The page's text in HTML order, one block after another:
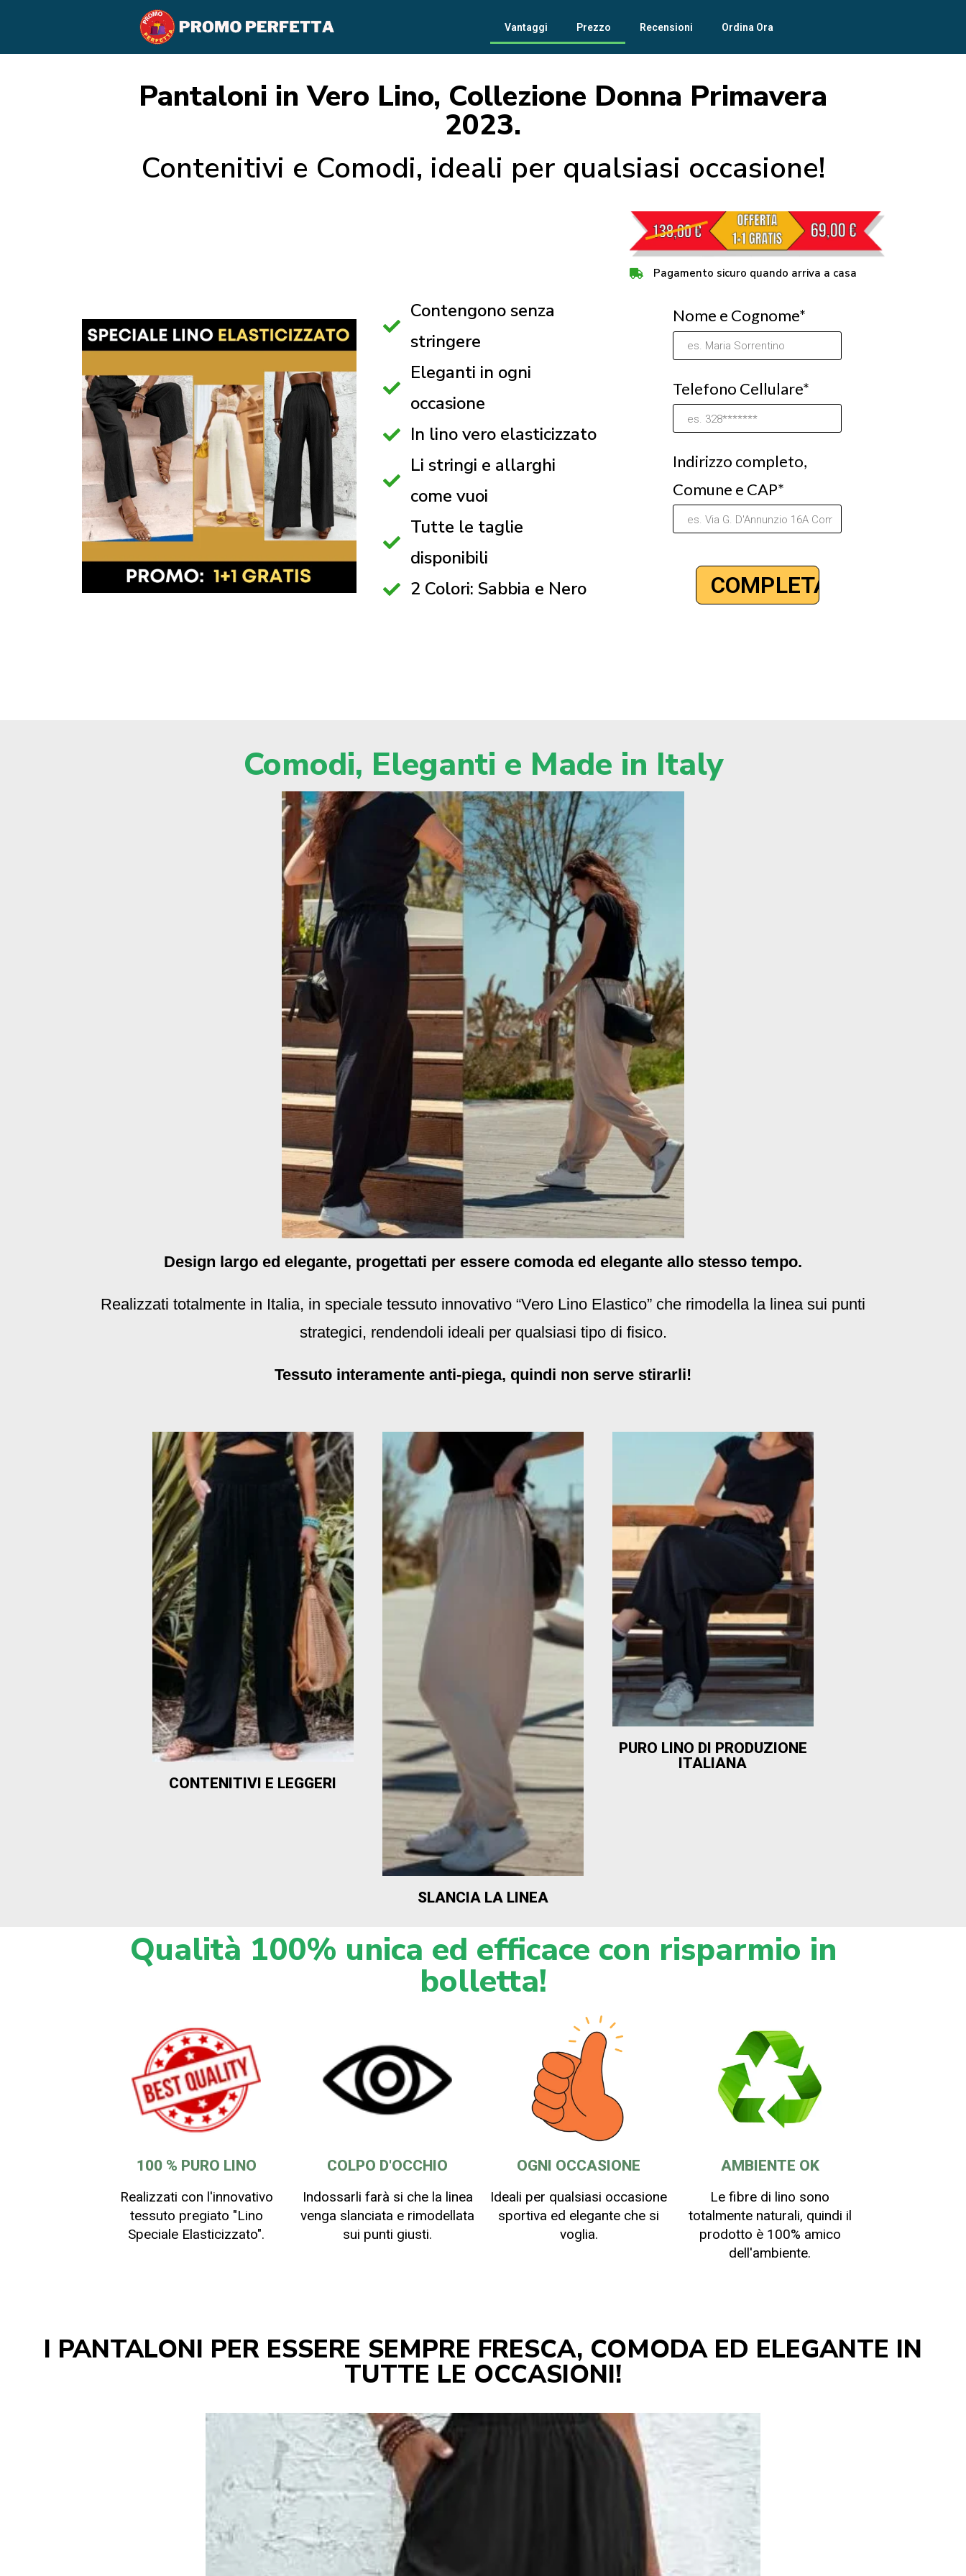
Vantaggi Prezzo Recensioni Ordina Ora
Pantaloni in Vero Lino, Collezione Donna Primavera
2023.
Contenitivi e Comodi, ideali per qualsiasi occasione!
Contengono senza
stringere
Eleganti in ogni
occasione
In lino vero elasticizzato
Li stringi e allarghi
come vuoi
Tutte le taglie
disponibili
2 Colori: Sabbia e Nero
Pagamento sicuro quando arriva a casa
Nome e Cognome*
Telefono Cellulare*
Indirizzo completo,
Comune e CAP*
Comodi, Eleganti e Made in Italy
Design largo ed elegante, progettati per essere comoda ed elegante allo stesso tempo.
Realizzati totalmente in Italia, in speciale tessuto innovativo “Vero Lino Elastico” che rimodella la linea sui punti
strategici, rendendoli ideali per qualsiasi tipo di fisico.
Tessuto interamente anti-piega, quindi non serve stirarli!
CONTENITIVI E LEGGERI
SLANCIA LA LINEA
PURO LINO DI PRODUZIONE
ITALIANA
Qualità 100% unica ed efficace con risparmio in
bolletta!
100 % PURO LINO
Realizzati con l'innovativo
tessuto pregiato "Lino
Speciale Elasticizzato".
COLPO D'OCCHIO
Indossarli farà si che la linea
venga slanciata e rimodellata
sui punti giusti.
OGNI OCCASIONE
Ideali per qualsiasi occasione
sportiva ed elegante che si
voglia.
AMBIENTE OK
Le fibre di lino sono
totalmente naturali, quindi il
prodotto è 100% amico
dell'ambiente.
I PANTALONI PER ESSERE SEMPRE FRESCA, COMODA ED ELEGANTE IN
TUTTE LE OCCASIONI!